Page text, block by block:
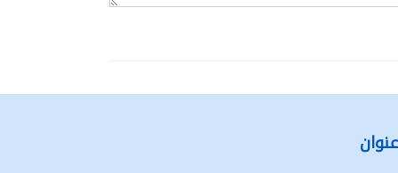
عنوان